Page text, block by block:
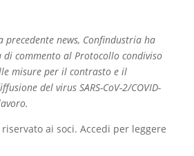
precedente news, Confindustria ha
commento al Protocollo condiviso
misure per il contrasto e il
del virus SARS-CoV-2/COVID-
ai soci. Accedi per leggere